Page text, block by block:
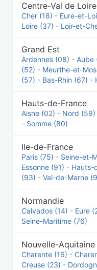
Centre-Val de Loire
Cher (18) - Eure-et-
Loire (37) - Loir-et-
Grand Est
Ardennes (08) - Aube
(52) - Meurthe-et-
(57) - Bas-Rhin (67) -
Hauts-de-France
Aisne (02) - Nord (59)
- Somme (80)
Ile-de-France
Paris (75) - Seine-et-
Essonne (91) - Hauts-
(93) - Val-de-Marne
Normandie
Calvados (14) - Eure
Seine-Maritime (76)
Nouvelle-Aquitaine
Charente (16) -
Creuse (23) -